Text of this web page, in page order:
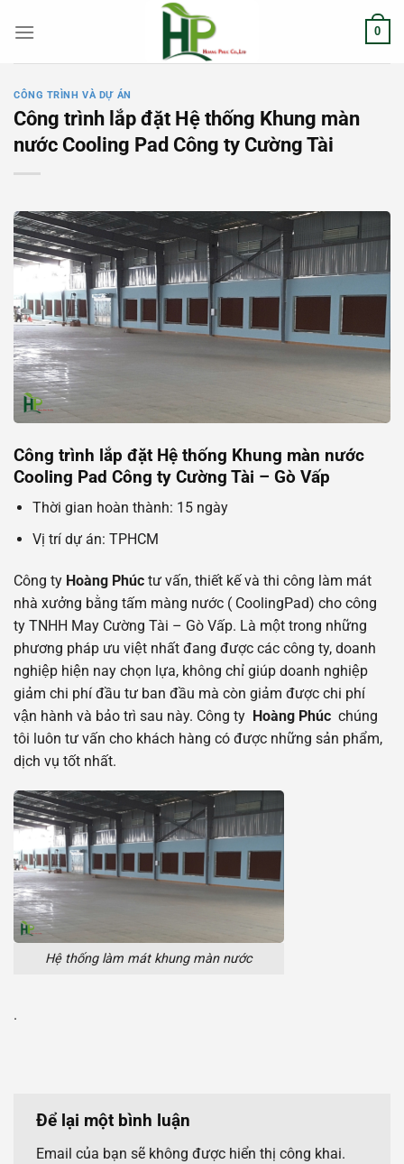
đến
0
CÔNG TRÌNH VÀ DỰ ÁN
Công trình lắp đặt Hệ thống Khung màn
nước Cooling Pad Công ty Cường Tài
Công trình lắp đặt Hệ thống Khung màn nước
Cooling Pad Công ty Cường Tài – Gò Vấp
Thời gian hoàn thành: 15 ngày
Vị trí dự án: TPHCM
Công ty Hoàng Phúc tư vấn, thiết kế và thi công làm mát
nhà xưởng bằng tấm màng nước ( CoolingPad) cho công
ty TNHH May Cường Tài – Gò Vấp. Là một trong những
phương pháp ưu việt nhất đang được các công ty, doanh
nghiệp hiện nay chọn lựa, không chỉ giúp doanh nghiệp
giảm chi phí đầu tư ban đầu mà còn giảm được chi phí
vận hành và bảo trì sau này. Công ty Hoàng Phúc chúng
tôi luôn tư vấn cho khách hàng có được những sản phẩm,
dịch vụ tốt nhất.
Hệ thống làm mát khung màn nước
.
Để lại một bình luận
Email của bạn sẽ không được hiển thị công khai.